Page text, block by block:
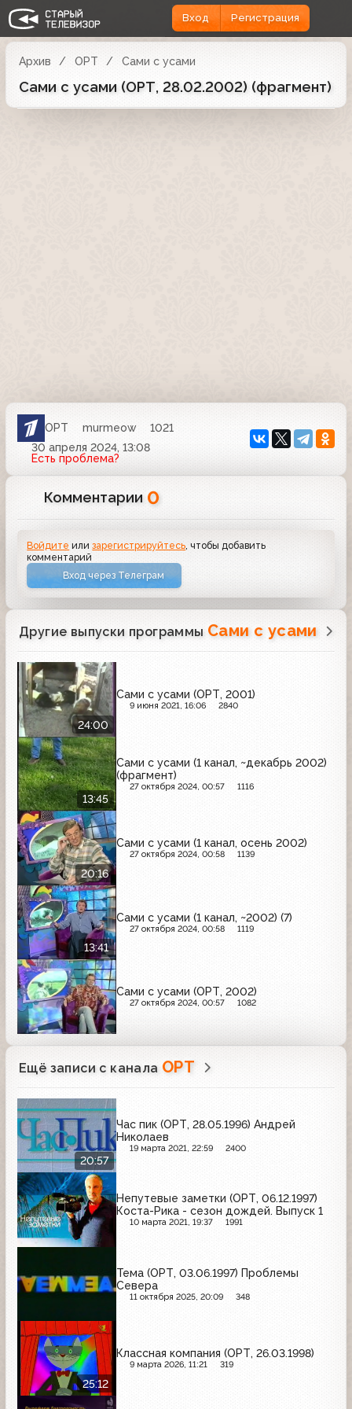
Вход Регистрация
Архив ОРТ Сами с усами
Сами с усами (ОРТ, 28.02.2002) (фрагмент)
ОРТ murmeow
1021
30 апреля 2024, 13:08
Есть проблема?
Комментарии 0
Войдите илизарегистрируйтесь , чтобы добавить
комментарий
Вход через Телеграм
Другие выпуски программы Сами с усами
24:00
Сами с усами (ОРТ, 2001)
9 июня 2021, 16:06 2840
13:45
Сами с усами (1 канал, ~декабрь 2002)
(фрагмент)
27 октября 2024, 00:57 1116
20:16
Сами с усами (1 канал, осень 2002)
27 октября 2024, 00:58 1139
13:41
Сами с усами (1 канал, ~2002) (7)
27 октября 2024, 00:58 1119
Сами с усами (ОРТ, 2002)
27 октября 2024, 00:57 1082
Ещё записи с канала ОРТ
20:57
Час пик (ОРТ, 28.05.1996) Андрей
Николаев
19 марта 2021, 22:59 2400
Непутевые заметки (ОРТ, 06.12.1997)
Коста-Рика - сезон дождей. Выпуск 1
10 марта 2021, 19:37 1991
Тема (ОРТ, 03.06.1997) Проблемы
Севера
11 октября 2025, 20:09 348
25:12
Классная компания (ОРТ, 26.03.1998)
9 марта 2026, 11:21 319